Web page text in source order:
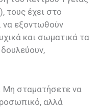
τους έχει στο
να εξοντωθούν
και σωματικά τα
Μη σταματήσετε να
αλλά